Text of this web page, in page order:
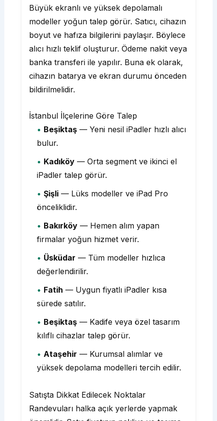
Büyük ekranlı ve yüksek depolamalı
modeller yoğun talep görür. Satıcı, cihazın
boyut ve hafıza bilgilerini paylaşır. Böylece
alıcı hızlı teklif oluşturur. Ödeme nakit veya
banka transferi ile yapılır. Buna ek olarak,
cihazın batarya ve ekran durumu önceden
bildirilmelidir.
İstanbul İlçelerine Göre Talep
Beşiktaş— Yeni nesil iPadler hızlı alıcı
bulur.
Kadıköy— Orta segment ve ikinci el
iPadler talep görür.
Şişli— Lüks modeller ve iPad Pro
önceliklidir.
Bakırköy— Hemen alım yapan
firmalar yoğun hizmet verir.
Üsküdar — Tüm modeller hızlıca
değerlendirilir.
Fatih — Uygun fiyatlı iPadler kısa
sürede satılır.
Beşiktaş— Kadife veya özel tasarım
kılıflı cihazlar talep görür.
Ataşehir — Kurumsal alımlar ve
yüksek depolama modelleri tercih edilir.
Satışta Dikkat Edilecek Noktalar
Randevuları halka açık yerlerde yapmak